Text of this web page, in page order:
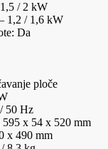
/ 2 kW
1,2 / 1,6 kW
Da
ploče
50 Hz
x 54 x 520 mm
x 490 mm